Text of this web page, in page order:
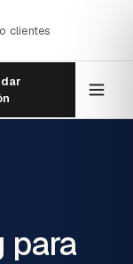
clientes
para